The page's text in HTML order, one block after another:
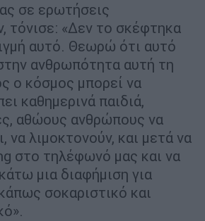
σε ερωτήσεις
τόνισε: «Δεν το σκέφτηκα
αυτό. Θεωρώ ότι αυτό
ανθρωπότητα αυτή τη
ο κόσμος μπορεί να
καθημερινά παιδιά,
αθώους ανθρώπους να
να λιμοκτονούν, και μετά να
στο τηλέφωνό μας και να
μια διαφήμιση για
σοκαριστικό και